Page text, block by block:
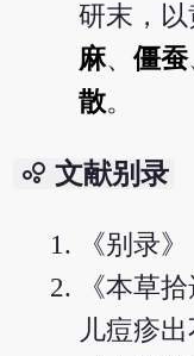
研末，
麻、僵蚕
散。
bubble_chart 文献别录
《别录
《本草
儿痘疹